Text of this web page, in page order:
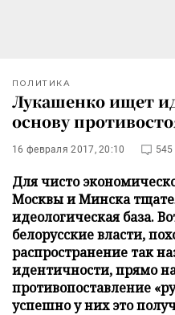
ПОЛИТИКА
Лукашенко ищет
основу
16 февраля 2017, 20:10 545
Для чисто
Москвы и Минска
идеологическая база.
белорусские власти,
распространение так
идентичности, прямо
противопоставление
успешно у них это